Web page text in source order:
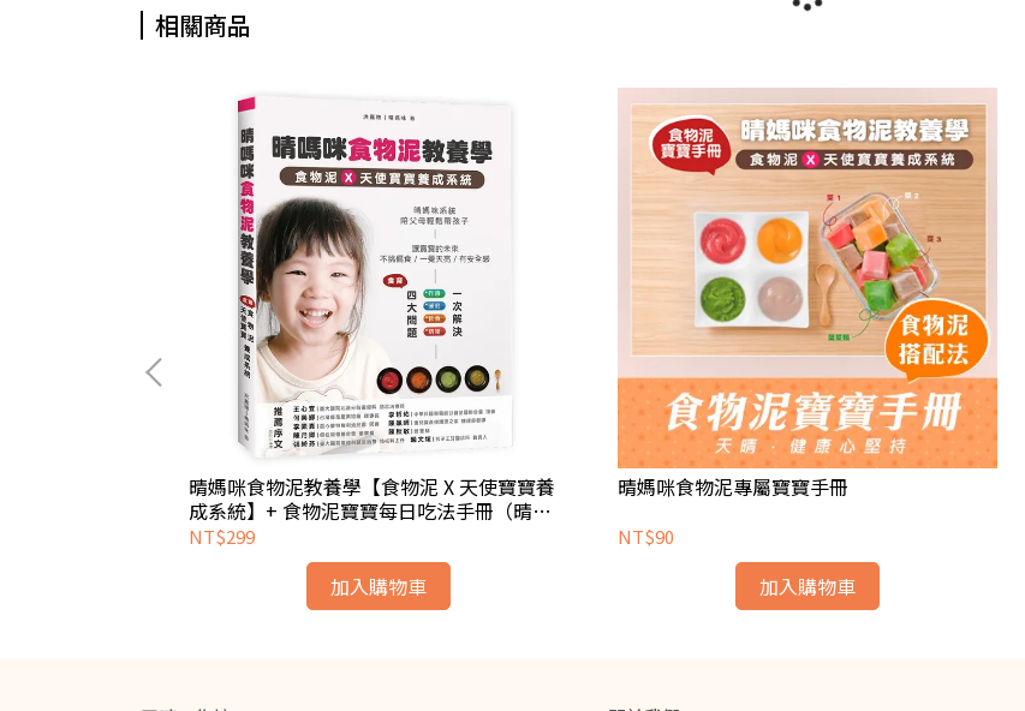
相關商品
晴媽咪食物泥教養學【食物泥 X 天使寶寶養
成系統】+ 食物泥寶寶每日吃法手冊（晴媽
咪簽名）
NT$299
加入購物車
晴媽咪食物泥專屬寶寶手冊
NT$90
加入購物車